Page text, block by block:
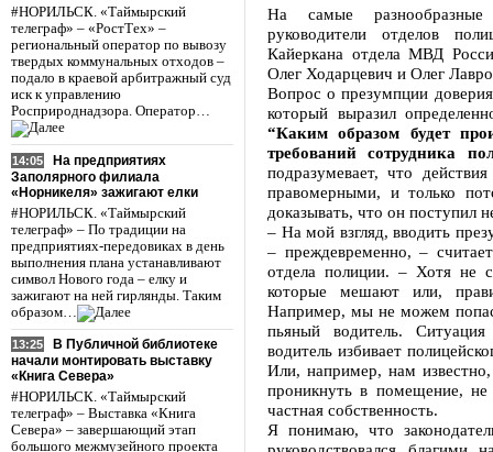
#НОРИЛЬСК. «Таймырский
телеграф» – «РостТех» –
региональный оператор по вывозу
твердых коммунальных отходов –
подало в краевой арбитражный суд
иск к управлению
Росприроднадзора. Оператор…
14:05
На предприятиях
Заполярного филиала
«Норникеля» зажигают елки
#НОРИЛЬСК. «Таймырский
телеграф» – По традиции на
предприятиях-передовиках в день
выполнения плана устанавливают
символ Нового года – елку и
зажигают на ней гирлянды. Таким
образом…
13:25
В Публичной библиотеке
начали монтировать выставку
«Книга Севера»
#НОРИЛЬСК. «Таймырский
телеграф» – Выставка «Книга
Севера» – завершающий этап
большого межмузейного проекта
На самые
руководители отделов
Кайеркана отдела МВД
Олег Ходарцевич и Олег
Вопрос о презумпции
который выразил
“Каким образом будет
требований сотрудника
подразумевает, что
правомерными, и только
доказывать, что он поступил
– На мой взгляд, вводить
– преждевременно, –
отдела полиции. – Хотя не
которые мешают или,
Например, мы не можем
пьяный водитель.
водитель избивает
Или, например, нам
проникнуть в помещение,
частная собственность.
Я понимаю, что